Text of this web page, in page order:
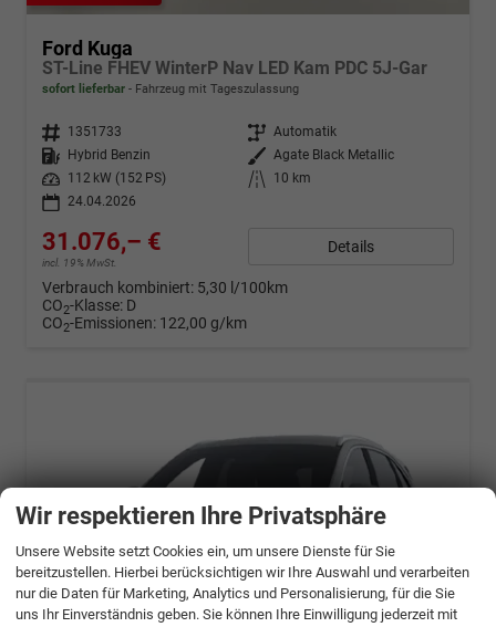
Ford Kuga
ST-Line FHEV WinterP Nav LED Kam PDC 5J-Gar
sofort lieferbar Fahrzeug mit Tageszulassung
Fahrzeugnr. 1351733 Getriebe Automatik
Kraftstoff
Hybrid Benzin Außenfarbe Agate Black Metallic
Leistung
112 kW (152 PS) Kilometerstand
10 km
24.04.2026
31.076,– €
incl. 19% MwSt.
Details
Verbrauch kombiniert: 5,30 l/100km
CO2-Klasse: D
CO2-Emissionen: 122,00 g/km
Wir respektieren Ihre Privatsphäre
Unsere Website setzt Cookies ein, um unsere Dienste für Sie
bereitzustellen. Hierbei berücksichtigen wir Ihre Auswahl und verarbeiten
nur die Daten für Marketing, Analytics und Personalisierung, für die Sie
uns Ihr Einverständnis geben. Sie können Ihre Einwilligung jederzeit mit